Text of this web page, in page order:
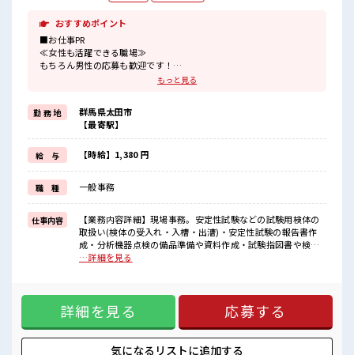
おすすめポイント
■お仕事PR
≪女性も活躍できる職場≫
もちろん男性の応募も歓迎です！
残業はほとんどナシ！
≪週休2日制≫
週末は家族や友人と一緒にプライベート満喫！
≪モチベーションもUP≫
派手過ぎなければ髪型や髪色自由♪
(規定有)制服があると毎日の服選びに悩まずOK♪
≪未経験でも活躍できる≫
新しいことにチャレンジするのは不安だけど、
しっかり働く環境が整っています！
イチからスキルUP・ステップUP目指していきましょう！
■職場の雰囲気
女性多めで休み時間は女子トークがあふれる職場です！
もっと見る
勤 務 地
群馬県太田市
【最寄駅】
給 与 【時給】1,380 円
職 種 一般事務
仕事内容
【業務内容詳細】現場事務。安定性試験などの試験用検体の
取扱い(検体の受入れ・入槽・出漕)・安定性試験の報告書作
成・分析機器点検の備品準備や資料作成・試験指図書や検体
採取容器の準備【取扱い製品】医薬品 ■お仕事PR ≪女性も活
はほとんどナシ！ ≪週休2日制≫ 週末は家族や友人と一緒に
プライベート満喫！ ≪モチベーションもUP≫ 派手過ぎなけれ
ば髪型や髪色自由♪ (規定有)制服があると毎日の服選びに悩
まずOK♪ ≪未経験でも活躍できる≫ 新しいことにチャレン
ジするのは不安だけど、 しっかり働く環境が整っています！
…詳細を見る
詳細を見る 応募する
気になるリストに追加する